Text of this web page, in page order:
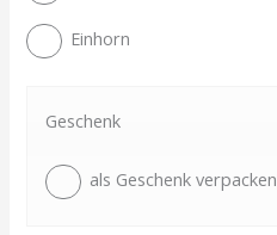
Einhorn
Geschenk
als Geschenk verpacken